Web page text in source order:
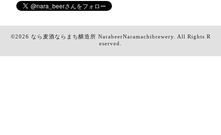
©2026 なら麦酒ならまち醸造所 NarabeerNaramachibrewery. All Rights R
eserved.